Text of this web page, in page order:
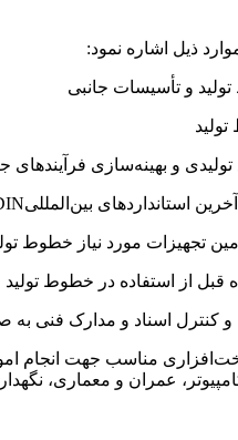
ذیل اشاره نمود:
و تأسیسات جانبی
و بهینه‌سازی فرآیندهای
استانداردهای بین‌المللی
تجهیزات مورد نیاز خطوط
از استفاده در خطوط
و کنترل اسناد و مدارک فنی
عمران و معماری،